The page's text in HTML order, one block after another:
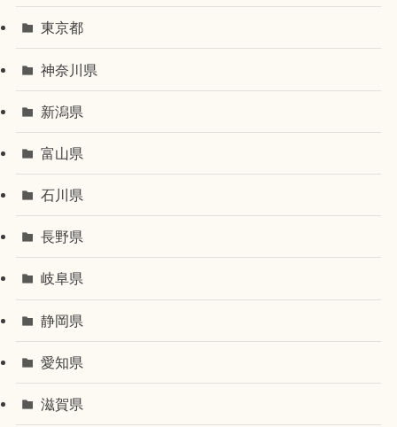
東京都
神奈川県
新潟県
富山県
石川県
長野県
岐阜県
静岡県
愛知県
滋賀県